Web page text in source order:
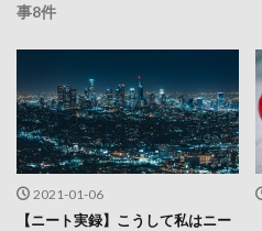
事8件
2021-01-06
【ニート実録】こうして私はニー